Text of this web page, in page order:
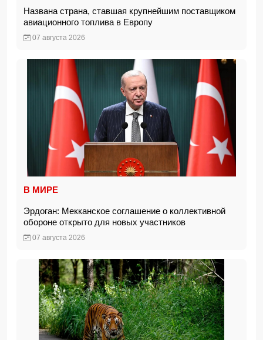
Названа страна, ставшая крупнейшим поставщиком
авиационного топлива в Европу
07 августа 2026
В МИРЕ
Эрдоган: Мекканское соглашение о коллективной
обороне открыто для новых участников
07 августа 2026